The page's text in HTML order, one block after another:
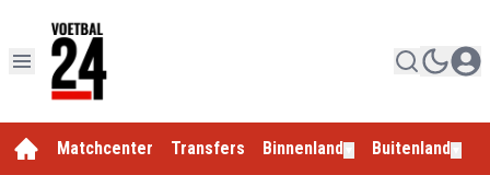
Matchcenter Transfers Binnenland Buitenland